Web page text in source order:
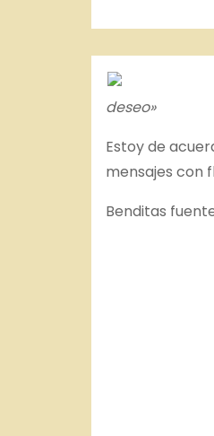
deseo»
Estoy de
mensajes con
Benditas